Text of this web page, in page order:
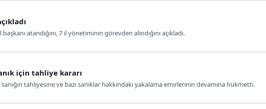
atandığını, 7 il yönetiminin görevden alındığını açıkladı.
için tahliye kararı
tahliyesine ve bazı sanıklar hakkındaki yakalama emirlerinin devamına hükmetti.